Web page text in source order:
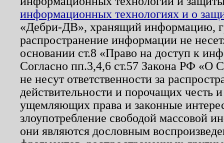
информационных технологиях и о
«Дебри-ДВ», хранящий информацию,
распространение информации не
основании ст.8 «Право на доступ к
Согласно пп.3,4,6 ст.57 Закона РФ «О
не несут ответственности за
действительности и порочащих честь
ущемляющих права и законные
злоупотребление свободой массовой
они являются дословным